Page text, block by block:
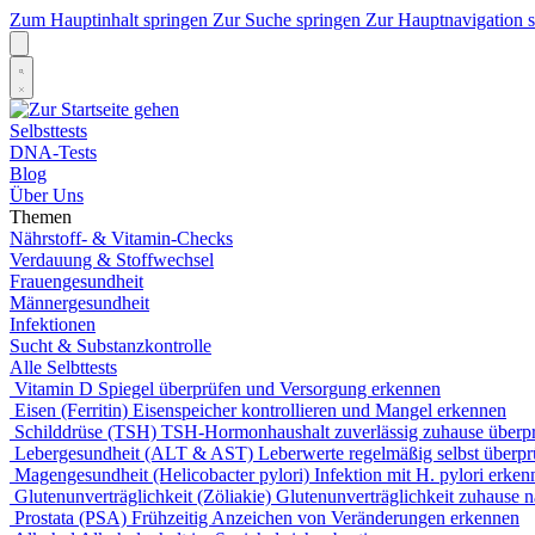
Zum Hauptinhalt springen Zur Suche springen Zur Hauptnavigation
Selbsttests
DNA-Tests
Blog
Über Uns
Themen
Nährstoff- & Vitamin-Checks
Verdauung & Stoffwechsel
Frauengesundheit
Männergesundheit
Infektionen
Sucht & Substanzkontrolle
Alle Selbttests
Vitamin D Spiegel überprüfen und Versorgung erkennen
Eisen (Ferritin) Eisenspeicher kontrollieren und Mangel erkennen
Schilddrüse (TSH) TSH-Hormonhaushalt zuverlässig zuhause
Lebergesundheit (ALT & AST) Leberwerte regelmäßig selbst
Magengesundheit (Helicobacter pylori) Infektion mit H. pylori
Glutenunverträglichkeit (Zöliakie) Glutenunverträglichkeit zuhause
Prostata (PSA) Frühzeitig Anzeichen von Veränderungen erkennen